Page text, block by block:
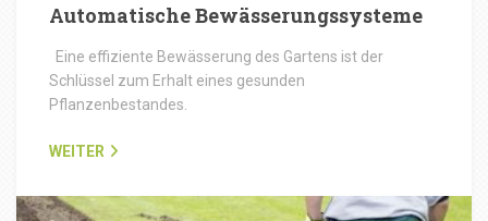
Automatische Bewässerungssysteme
Eine effiziente Bewässerung des Gartens ist der
Schlüssel zum Erhalt eines gesunden
Pflanzenbestandes.
WEITER